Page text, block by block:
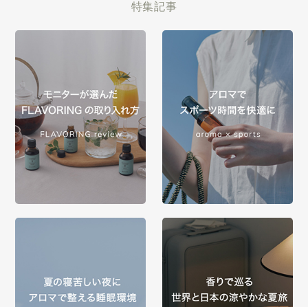
特集記事